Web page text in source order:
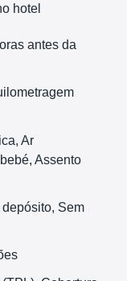
hotel
antes da
Ar
Assento
Sem